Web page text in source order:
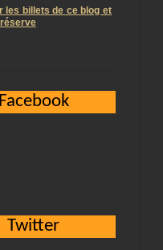
les billets de ce blog et
Facebook
Twitter